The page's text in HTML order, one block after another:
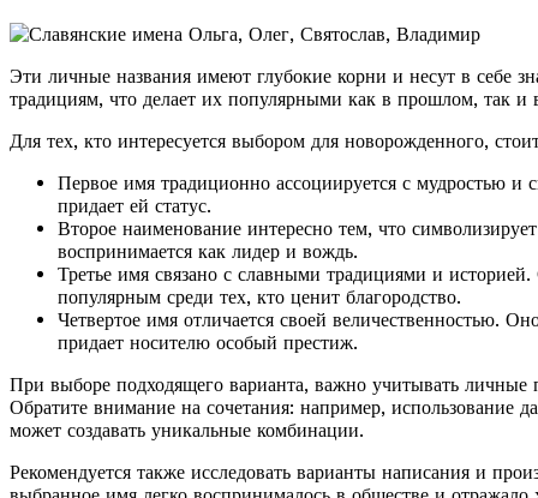
Эти личные названия имеют глубокие корни и несут в себе
традициям, что делает их популярными как в прошлом, так и
Для тех, кто интересуется выбором для новорожденного,
Первое имя традиционно ассоциируется с мудростью и
придает ей статус.
Второе наименование интересно тем, что
воспринимается как лидер и вождь.
Третье имя связано с славными традициями и
популярным среди тех, кто ценит благородство.
Четвертое имя отличается своей величественностью.
придает носителю особый престиж.
При выборе подходящего варианта, важно учитывать
Обратите внимание на сочетания: например,
может создавать уникальные комбинации.
Рекомендуется также исследовать варианты написания и